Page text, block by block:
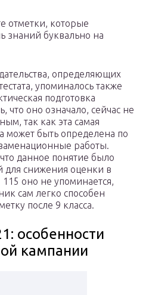
отметки, которые
знаний буквально на
определяющих
упоминалось также
подготовка
что оно означало, сейчас не
так как эта самая
может быть определена по
работы.
данное понятие было
для снижения оценки в
оно не упоминается,
сам легко способен
после 9 класса.
особенности
кампании